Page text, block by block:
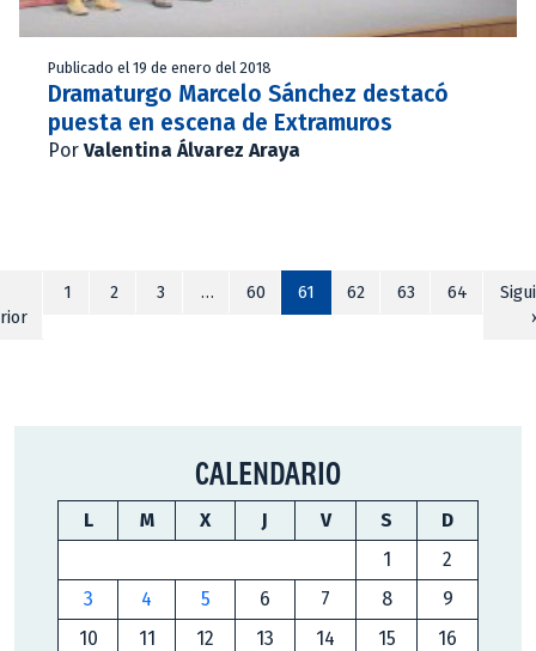
Publicado el 19 de enero del 2018
Dramaturgo Marcelo Sánchez destacó
puesta en escena de Extramuros
Por Valentina Álvarez Araya
1 2 3 … 60 61 62 63 64
CALENDARIO
L M X J V S
D
1
2
3
4 5 6 7 8
9
10
11 12 13 14 15
16